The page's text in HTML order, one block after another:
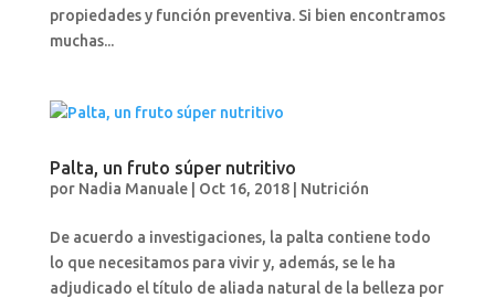
propiedades y función preventiva. Si bien encontramos
muchas...
Palta, un fruto súper nutritivo
por Nadia Manuale| Oct 16, 2018| Nutrición
De acuerdo a investigaciones, la palta contiene todo
lo que necesitamos para vivir y, además, se le ha
adjudicado el título de aliada natural de la belleza por